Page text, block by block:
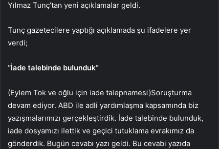
Yılmaz Tunç’tan yeni açıklamalar geldi.
Tunç gazetecilere yaptığı açıklamada şu ifadelere yer
verdi;
“İade talebinde bulunduk”
(Eylem Tok ve oğlu için iade talepnamesi)Soruşturma
devam ediyor. ABD ile adli yardımlaşma kapsamında biz
yazışmalarımızı gerçekleştirdik. İade talebinde bulunduk,
iade dosyamızı ilettik ve geçici tutuklama evrakımız da
gönderdik. Bugün cevabı yazı geldi. Bu cevabi yazıda